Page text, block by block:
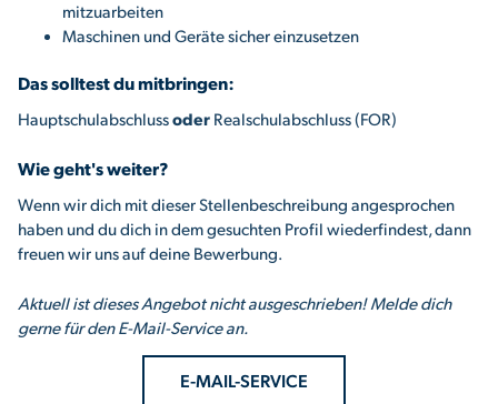
mitzuarbeiten
Maschinen und Geräte sicher einzusetzen
Das solltest du mitbringen:
Hauptschulabschlussoder Realschulabschluss (FOR)
Wie geht's weiter?
Wenn wir dich mit dieser Stellenbeschreibung angesprochen
haben und du dich in dem gesuchten Profil wiederfindest, dann
freuen wir uns auf deine Bewerbung.
Aktuell ist dieses Angebot nicht ausgeschrieben! Melde dich
gerne für den E-Mail-Service an.
E-MAIL-SERVICE